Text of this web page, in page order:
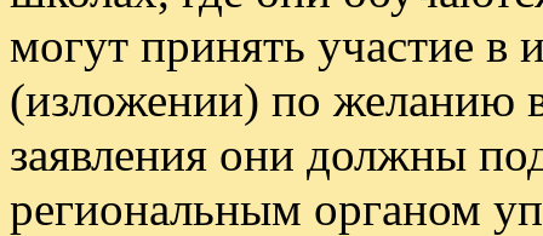
могут принять участие в
(изложении) по желанию
заявления они должны
региональным органом